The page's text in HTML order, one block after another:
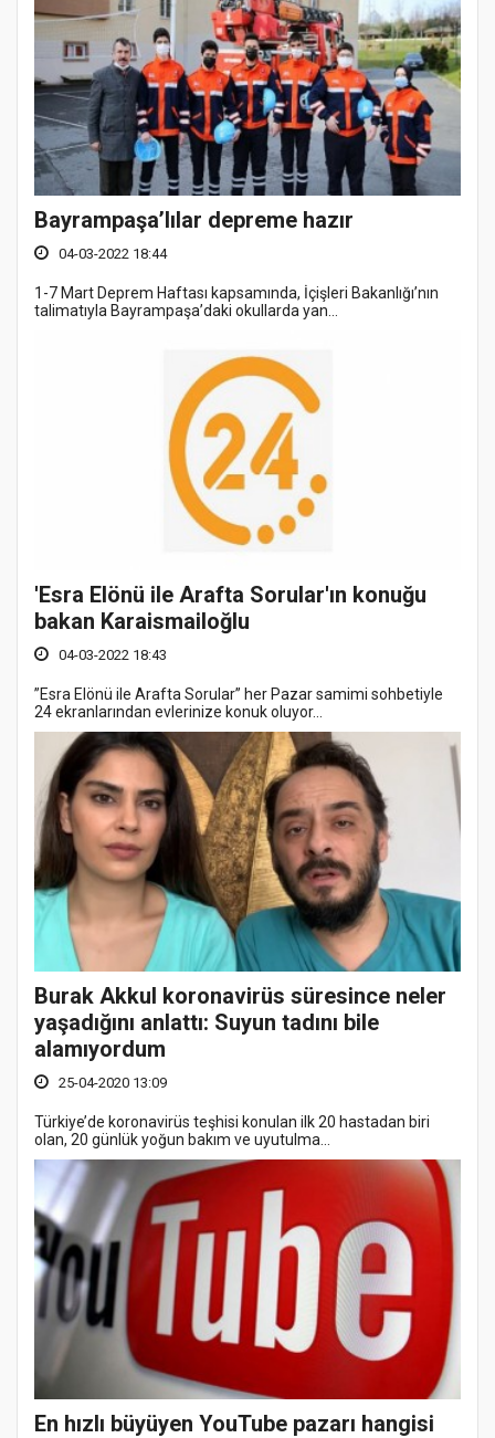
Bayrampaşa’lılar depreme hazır
04-03-2022 18:44
1-7 Mart Deprem Haftası kapsamında, İçişleri Bakanlığı’nın
talimatıyla Bayrampaşa’daki okullarda yan...
'Esra Elönü ile Arafta Sorular'ın konuğu
bakan Karaismailoğlu
04-03-2022 18:43
”Esra Elönü ile Arafta Sorular” her Pazar samimi sohbetiyle
24 ekranlarından evlerinize konuk oluyor...
Burak Akkul koronavirüs süresince neler
yaşadığını anlattı: Suyun tadını bile
alamıyordum
25-04-2020 13:09
Türkiye’de koronavirüs teşhisi konulan ilk 20 hastadan biri
olan, 20 günlük yoğun bakım ve uyutulma...
En hızlı büyüyen YouTube pazarı hangisi